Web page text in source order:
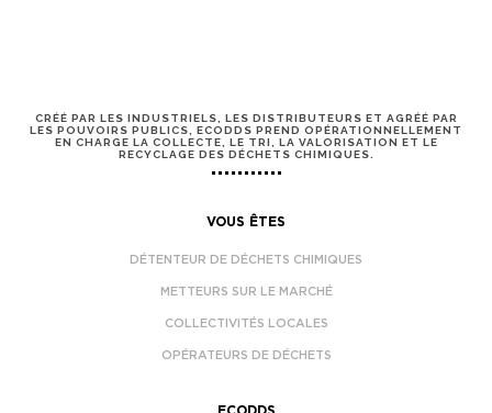
CRÉÉ PAR LES INDUSTRIELS, LES DISTRIBUTEURS ET AGRÉÉ PAR
LES POUVOIRS PUBLICS, ECODDS PREND OPÉRATIONNELLEMENT
EN CHARGE LA COLLECTE, LE TRI, LA VALORISATION ET LE
RECYCLAGE DES DÉCHETS CHIMIQUES.
VOUS ÊTES
DÉTENTEUR DE DÉCHETS CHIMIQUES
METTEURS SUR LE MARCHÉ
COLLECTIVITÉS LOCALES
OPÉRATEURS DE DÉCHETS